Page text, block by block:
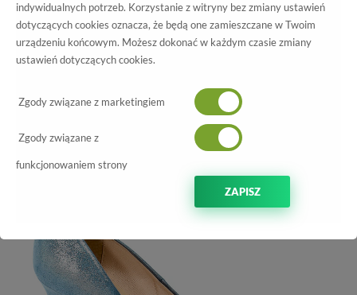
Wszystkie produkty
1679 Sky Lamina
indywidualnych potrzeb. Korzystanie z witryny bez zmiany ustawień
dotyczących cookies oznacza, że będą one zamieszczane w Twoim
urządzeniu końcowym. Możesz dokonać w każdym czasie zmiany
ustawień dotyczących cookies.
Zgody związane z marketingiem
Zgody związane z
funkcjonowaniem strony
ZAPISZ